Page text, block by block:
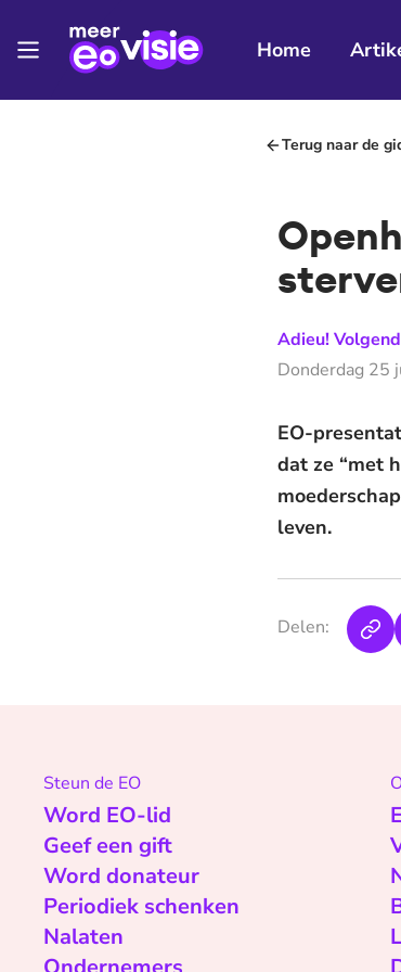
Home
Terug naar de
Adieu!
Donderdag 25
EO-
dat ze “met
leven.
Delen:
Steun de EO
Word EO-lid
Geef een gift
Word donateur
Periodiek schenken
Nalaten